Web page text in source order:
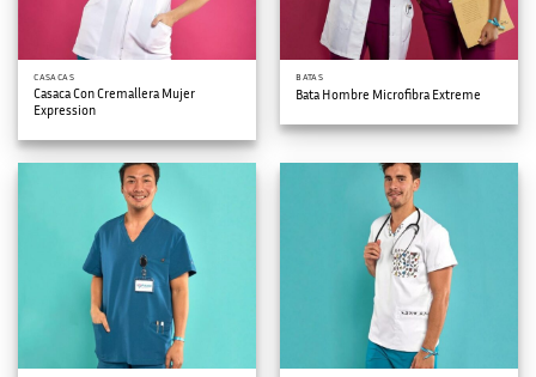
CASACAS
Casaca Con Cremallera Mujer
Expression
BATAS
Bata Hombre Microfibra Extreme